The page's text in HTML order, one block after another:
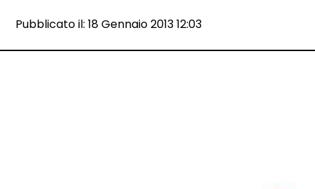
Data e ora:
Pubblicato il: 18 Gennaio 2013 12:03